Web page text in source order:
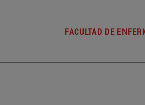
FACULTAD DE